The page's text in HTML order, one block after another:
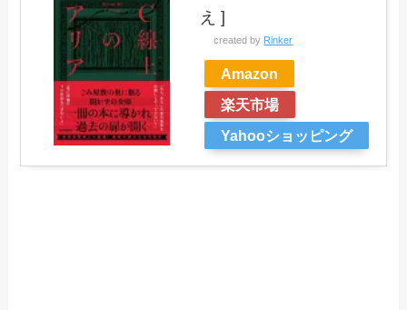
え ]
created by Rinker
Amazon
楽天市場
Yahooショッピング